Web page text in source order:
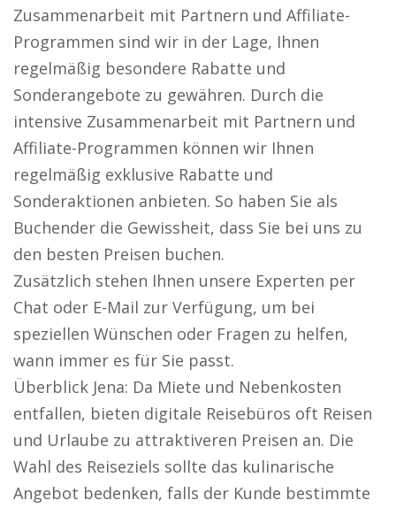
Zusammenarbeit mit Partnern und Affiliate-
Programmen sind wir in der Lage, Ihnen
regelmäßig besondere Rabatte und
Sonderangebote zu gewähren. Durch die
intensive Zusammenarbeit mit Partnern und
Affiliate-Programmen können wir Ihnen
regelmäßig exklusive Rabatte und
Sonderaktionen anbieten. So haben Sie als
Buchender die Gewissheit, dass Sie bei uns zu
den besten Preisen buchen.
Zusätzlich stehen Ihnen unsere Experten per
Chat oder E-Mail zur Verfügung, um bei
speziellen Wünschen oder Fragen zu helfen,
wann immer es für Sie passt.
Überblick Jena: Da Miete und Nebenkosten
entfallen, bieten digitale Reisebüros oft Reisen
und Urlaube zu attraktiveren Preisen an. Die
Wahl des Reiseziels sollte das kulinarische
Angebot bedenken, falls der Kunde bestimmte